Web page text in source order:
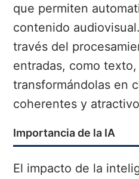
que permiten
contenido
través del
entradas, como
transformándolas en
coherentes y
Importancia de la IA
El impacto de la